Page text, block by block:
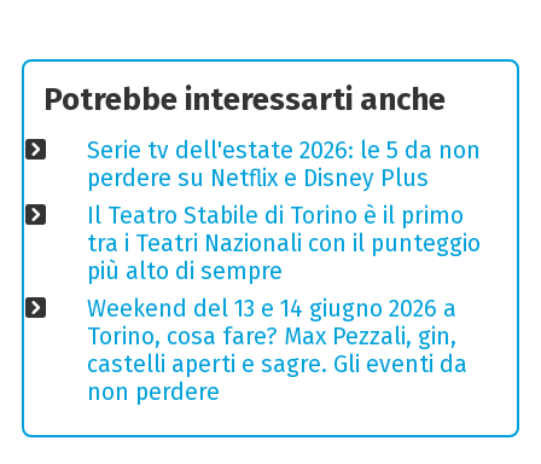
Potrebbe interessarti anche
Serie tv dell'estate 2026: le 5 da non
perdere su Netflix e Disney Plus
Il Teatro Stabile di Torino è il primo
tra i Teatri Nazionali con il punteggio
più alto di sempre
Weekend del 13 e 14 giugno 2026 a
Torino, cosa fare? Max Pezzali, gin,
castelli aperti e sagre. Gli eventi da
non perdere